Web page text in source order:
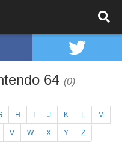
64 (0)
H J K L M
V W X Y Z